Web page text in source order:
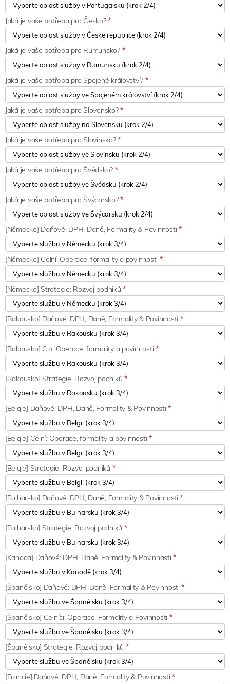
Jaká je vaše potřeba pro Česko?*
Jaká je vaše potřeba pro Rumunsko? *
Jaká je vaše potřeba pro Spojené království? *
Jaká je vaše potřeba pro Slovensko?*
Jaká je vaše potřeba pro Slovinsko?*
Jaká je vaše potřeba pro Švédsko? *
Jaká je vaše potřeba pro Švýcarsko?*
[Německo] Daňové: DPH, Daně, Formality & Povinnosti*
[Německo] Celní: Operace, formality a povinnosti *
[Německo] Strategie: Rozvoj podniků*
[Rakousko] Daňové: DPH, Daně, Formality & Povinnosti *
[Rakousko] Clo: Operace, formality a povinnosti*
[Rakousko] Strategie: Rozvoj podniků *
[Belgie] Daňové: DPH, Daně, Formality & Povinnosti*
[Belgie] Celní: Operace, formality a povinnosti*
[Belgie] Strategie: Rozvoj podniků *
[Bulharsko] Daňové: DPH, Daně, Formality & Povinnosti*
[Bulharsko] Strategie: Rozvoj podniků *
[Kanada] Daňové: DPH, Daně, Formality & Povinnosti*
[Španělsko] Daňové: DPH, Daně, Formality & Povinnosti*
[Španělsko] Celníci: Operace, Formality a Povinnosti *
[Španělsko] Strategie: Rozvoj podniků *
[Francie] Daňové: DPH, Daně, Formality & Povinnosti*